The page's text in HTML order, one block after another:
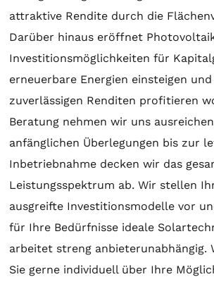
attraktive Rendite durch die
Darüber hinaus eröffnet
Investitionsmöglichkeiten für
erneuerbare Energien einsteigen und
zuverlässigen Renditen profitieren
Beratung nehmen wir uns
anfänglichen Überlegungen bis zur
Inbetriebnahme decken wir das
Leistungsspektrum ab. Wir stellen
ausgreifte Investitionsmodelle vor
für Ihre Bedürfnisse ideale
arbeitet streng anbieterunabhängig.
Sie gerne individuell über Ihre